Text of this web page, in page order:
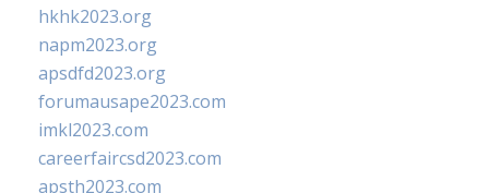
hkhk2023.org
napm2023.org
apsdfd2023.org
forumausape2023.com
imkl2023.com
careerfaircsd2023.com
apsth2023.com